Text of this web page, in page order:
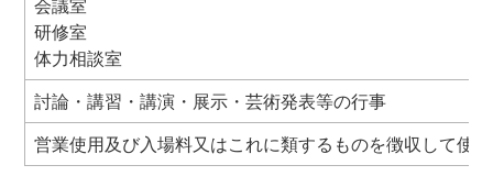
会議室
研修室
体力相談室
討論・講習・講演・展示・芸術発表等の行事
営業使用及び入場料又はこれに類するものを徴収して使